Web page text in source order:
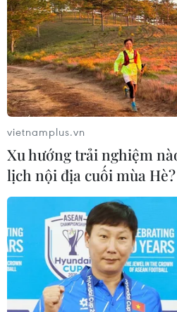
Trump
07/08/2026 00:33
Giá vàng thế giới quay đầu
do áp lực chốt lời
Mexico triển khai hàng nghìn
bảo vệ các vùng trồng bơ
07/08/2026 00:09
Mỹ: Lãi suất thế chấp tăng
cao nhất kể từ tháng Bảy
vietnamplus.vn
Xu hướng trải nghiệm
lịch nội địa cuối mùa Hè?